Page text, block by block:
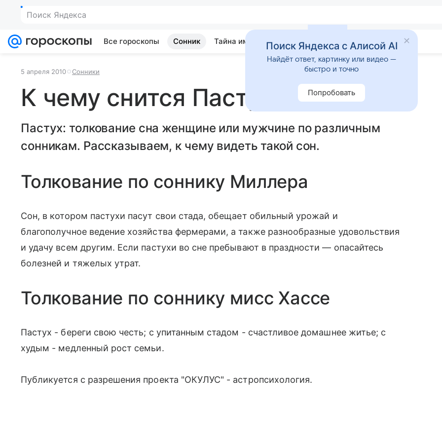
Поиск Яндекса
Все гороскопы Сонник Тайна имени Гадания Приметы
5 апреля 2010 Сонники
К чему снится Пастух
Пастух: толкование сна женщине или мужчине по различным
сонникам. Рассказываем, к чему видеть такой сон.
Толкование по соннику Миллера
Сон, в котором пастухи пасут свои стада, обещает обильный урожай и
благополучное ведение хозяйства фермерами, а также разнообразные удовольствия
и удачу всем другим. Если пастухи во сне пребывают в праздности — опасайтесь
болезней и тяжелых утрат.
Толкование по соннику мисс Хассе
Пастух - береги свою честь; с упитанным стадом - счастливое домашнее житье; с
худым - медленный рост семьи.
Публикуется с разрешения проекта "ОКУЛУС" - астропсихология.
Поиск Яндекса с Алисой AI
Найдёт ответ, картинку или видео —
быстро и точно
Попробовать